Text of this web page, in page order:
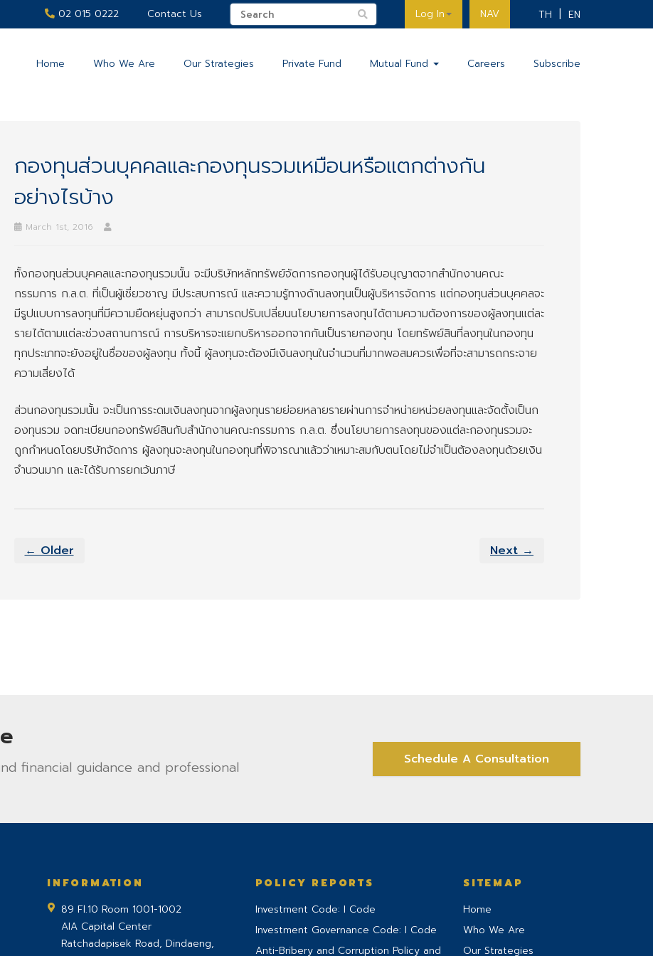
02 015 0222 Contact Us Log In NAV TH EN
Home Who We Are Our Strategies Private Fund Mutual Fund Careers Subscribe
กองทุนส่วนบุคคลและกองทุนรวมเหมือนหรือแตกต่างกัน
อย่างไรบ้าง
March 1st, 2016
ทั้งกองทุนส่วนบุคคลและกองทุนรวมนั้น จะมีบริษัทหลักทรัพย์จัดการกองทุนผู้ได้รับอนุญาตจากสำนักงานคณะ
กรรมการ ก.ล.ต. ที่เป็นผู้เชี่ยวชาญ มีประสบการณ์ และความรู้ทางด้านลงทุนเป็นผู้บริหารจัดการ แต่กองทุนส่วนบุคคลจะ
มีรูปแบบการลงทุนที่มีความยืดหยุ่นสูงกว่า สามารถปรับเปลี่ยนนโยบายการลงทุนได้ตามความต้องการของผู้ลงทุนแต่ละ
รายได้ตามแต่ละช่วงสถานการณ์ การบริหารจะแยกบริหารออกจากกันเป็นรายกองทุน โดยทรัพย์สินที่ลงทุนในกองทุน
ทุกประเภทจะยังอยู่ในชื่อของผู้ลงทุน ทั้งนี้ ผู้ลงทุนจะต้องมีเงินลงทุนในจำนวนที่มากพอสมควรเพื่อที่จะสามารถกระจาย
ความเสี่ยงได้
ส่วนกองทุนรวมนั้น จะเป็นการระดมเงินลงทุนจากผู้ลงทุนรายย่อยหลายรายผ่านการจำหน่ายหน่วยลงทุนและจัดตั้งเป็นก
องทุนรวม จดทะเบียนกองทรัพย์สินกับสำนักงานคณะกรรมการ ก.ล.ต. ซึ่งนโยบายการลงทุนของแต่ละกองทุนรวมจะ
ถูกกำหนดโดยบริษัทจัดการ ผู้ลงทุนจะลงทุนในกองทุนที่พิจารณาแล้วว่าเหมาะสมกับตนโดยไม่จำเป็นต้องลงทุนด้วยเงิน
จำนวนมาก และได้รับการยกเว้นภาษี
← Older Next →
financial guidance and professional
Schedule A Consultation
INFORMATION
89 Fl.10 Room 1001-1002
AIA Capital Center
Ratchadapisek Road, Dindaeng,
POLICY REPORTS
Investment Code: I Code
Investment Governance Code: I Code
Anti-Bribery and Corruption Policy and
SITEMAP
Home
Who We Are
Our Strategies